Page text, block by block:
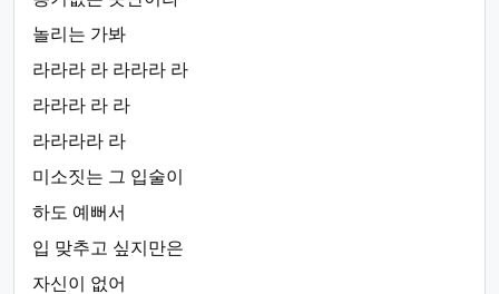
놀리는 가봐
라라라 라 라라라 라
라라라 라 라
라라라라 라
미소짓는 그 입술이
하도 예뻐서
입 맞추고 싶지만은
자신이 없어